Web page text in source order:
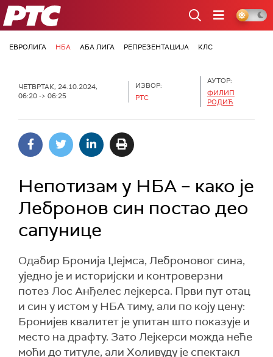
РТС
ЕВРОЛИГА НБА АБА ЛИГА РЕПРЕЗЕНТАЦИЈА КЛС
ЧЕТВРТАК, 24.10.2024,
06:20 -> 06:25
ИЗВОР:
РТС
АУТОР:
ФИЛИП
РОДИЋ
Непотизам у НБА – како је
Лебронов син постао део
сапунице
Одабир Бронија Џејмса, Леброновог сина,
уједно је и историјски и контроверзни
потез Лос Анђелес лејкерса. Први пут отац
и син у истом у НБА тиму, али по коју цену:
Бронијев квалитет је упитан што показује и
место на драфту. Зато Лејкерси можда неће
моћи до титуле, али Холивуду је спектакл